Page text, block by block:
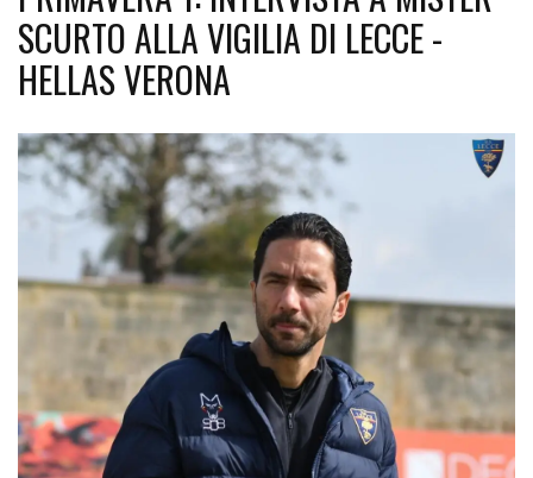
SCURTO ALLA VIGILIA DI LECCE -
HELLAS VERONA